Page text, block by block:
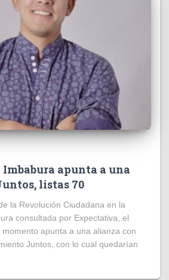
Imbabura apunta a una
listas 70
la Revolución Ciudadana en la
consultada por Expectativa, el
apunta a una alianza con
Juntos, con lo cual quedarían